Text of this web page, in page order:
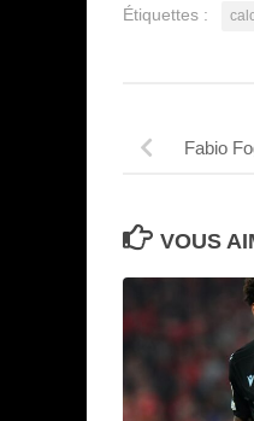
Étiquettes :
Fabio
VOUS